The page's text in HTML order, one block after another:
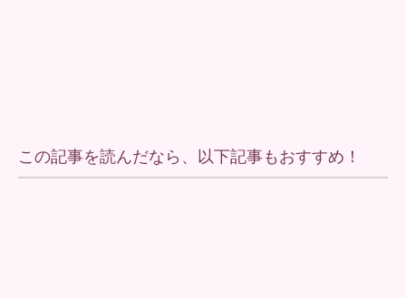
この記事を読んだなら、以下記事もおすすめ！